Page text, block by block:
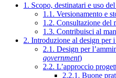
1. Scopo, destinatari e uso
1.1. Versionamento e
1.2. Consultazione del
1.3. Contribuisci al
2. Introduzione al design per
2.1. Design per
government)
2.2. L’approccio
2.2.1. Buone